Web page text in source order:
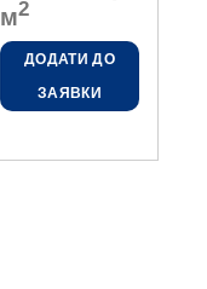
м2
ДОДАТИ ДО
ЗАЯВКИ